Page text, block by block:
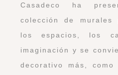
Casadeco ha
colección de murales
los espacios, los
imaginación y se
decorativo más,